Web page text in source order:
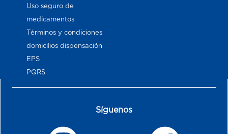
Uso seguro de
medicamentos
Términos y condiciones
domicilios dispensación
EPS
PQRS
Síguenos